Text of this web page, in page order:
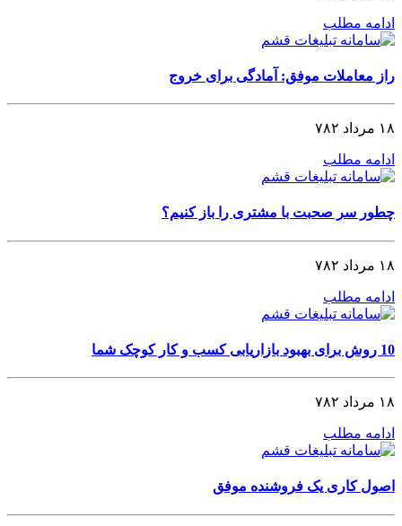
ادامه مطلب
راز معاملات موفق: آمادگی برای خروج
۱۸ مرداد ۷۸۲
ادامه مطلب
چطور سر صحبت با مشتری را باز کنیم؟
۱۸ مرداد ۷۸۲
ادامه مطلب
10 روش برای بهبود بازاریابی کسب و کار کوچک شما
۱۸ مرداد ۷۸۲
ادامه مطلب
اصول کاری یک فروشنده موفق